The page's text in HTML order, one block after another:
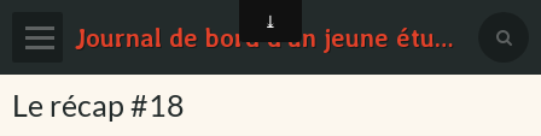
Journal de bord d'un jeune étudiant en médecine
Page d'accueil
Le récap #18